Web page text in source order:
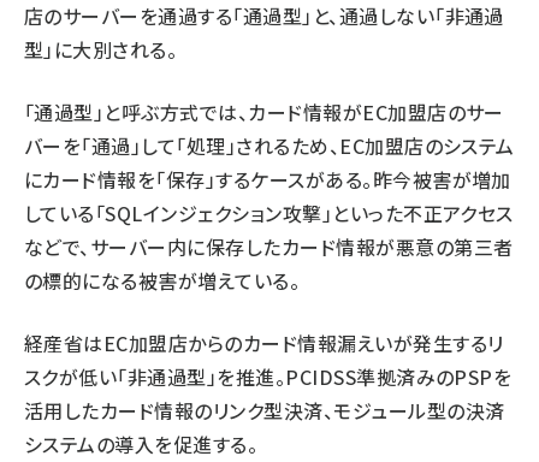
店のサーバーを通過する「通過型」と、通過しない「非通過
型」に大別される。
「通過型」と呼ぶ方式では、カード情報がEC加盟店のサー
バーを「通過」して「処理」されるため、EC加盟店のシステム
にカード情報を「保存」するケースがある。昨今被害が増加
している「SQLインジェクション攻撃」といった不正アクセス
などで、サーバー内に保存したカード情報が悪意の第三者
の標的になる被害が増えている。
経産省はEC加盟店からのカード情報漏えいが発生するリ
スクが低い「非通過型」を推進。PCIDSS準拠済みのPSPを
活用したカード情報のリンク型決済、モジュール型の決済
システムの導入を促進する。